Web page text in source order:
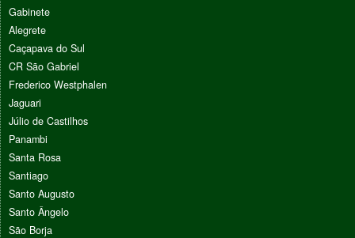
Gabinete
Alegrete
Caçapava do Sul
CR São Gabriel
Frederico Westphalen
Jaguari
Júlio de Castilhos
Panambi
Santa Rosa
Santiago
Santo Augusto
Santo Ângelo
São Borja